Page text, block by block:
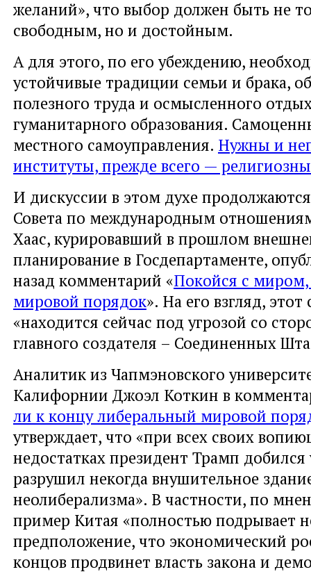
желаний», что выбор должен быть не
свободным, но и достойным.
А для этого, по его убеждению,
устойчивые традиции семьи и брака,
полезного труда и осмысленного
гуманитарного образования.
местного самоуправления. Нужны и
институты, прежде всего —
И дискуссии в этом духе
Совета по международным
Хаас, курировавший в прошлом
планирование в Госдепартаменте,
назад комментарий «Покойся с
мировой порядок». На его взгляд,
«находится сейчас под угрозой со
главного создателя – Соединенных
Аналитик из Чапмэновского
Калифорнии Джоэл Коткин в
ли к концу либеральный мировой
утверждает, что «при всех своих
недостатках президент Трамп
разрушил некогда внушительное
неолиберализма». В частности, по
пример Китая «полностью подрывает
предположение, что экономический
концов продвинет власть закона и